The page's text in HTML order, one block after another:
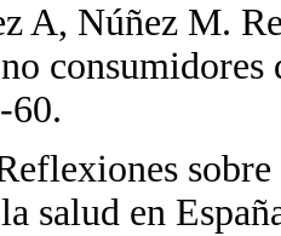
A, Núñez M.
60.
salud en